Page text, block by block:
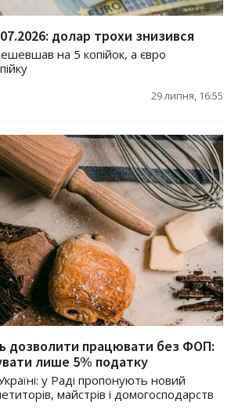
долар трохи знизився
на 5 копійок, а євро
29 липня, 16:55
дозволити працювати без ФОП:
лише 5% податку
у Раді пропонують новий
майстрів і домогосподарств